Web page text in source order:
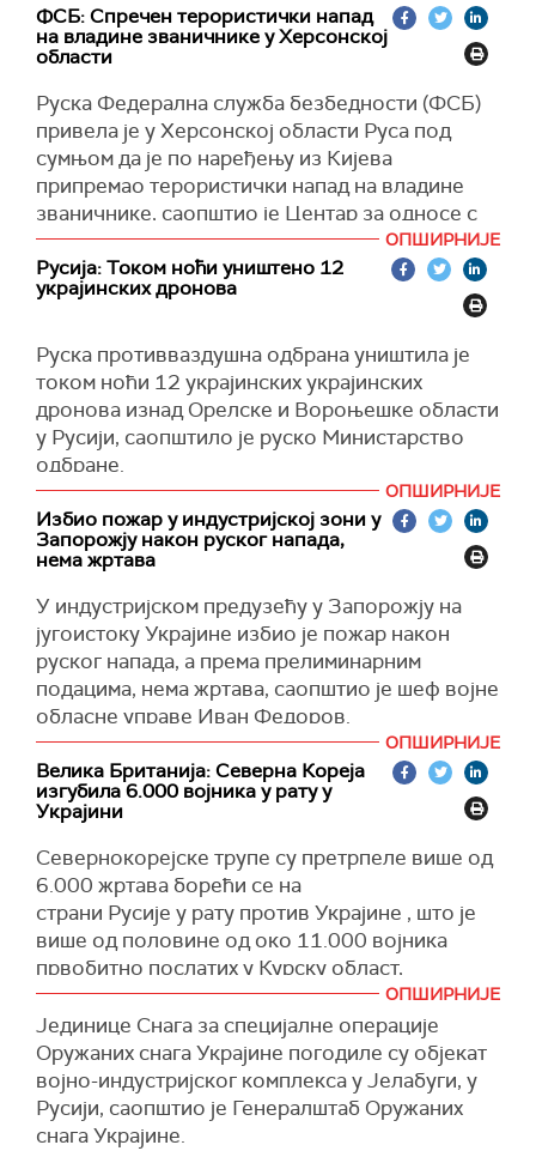
Украјине и Аустрије, Володимира Зеленског и
Александра ван дер Белена, потписано
Заједничко саопштење о заштити и повратку
украјинске деце из Русије.
(Укринформ)
поступања са ратним заробљеницима, преноси
Укринформ.
ФСБ: Спречен терористички напад
на владине званичнике у Херсонској
области
Руска Федерална служба безбедности (ФСБ)
привела је у Херсонској области Руса под
сумњом да је по наређењу из Кијева
припремао терористички напад на владине
званичнике, саопштио је Центар за односе с
јавношћу ФСБ.
"Федерална служба безбедности у Херсонској
области спречила је незакониту активност
кога су регрутовале украјинске специјалне
службе да изврши терористички акт против
представника регионалних власти", навео је
Центар за односе са јавношћу, преносиТас.
Према подацима ФСБ-а, осумњичени је,
поступајући по инструкцијама и под
координацијом службеника украјинских
специјалних служби, из скривеног складишта
извадио експлозивну направу домаће израде
да би дигао у ваздух аутомобил службеника
регионалне администрације Херсона.
"Приликом покушаја реализације криминалног
плана, починилац је приведен, а пронађени су
и заплењени: експлозивна материја стране
производње марке "С-4" тежине 1.250 грама,
електрични детонатор и управљачка
контролна јединица", саопштила је ФСБ.
Притворени је признао намеру да изврши
терористички напад.
Тренутно се идентификују особе које су
помагале притвореном у обављању
незаконитих активности.
(Танјуг, Тас)
ОПШИРНИЈЕ
Русија: Током ноћи уништено 12
украјинских дронова
Руска противваздушна одбрана уништила је
током ноћи 12 украјинских украјинских
дронова изнад Орелске и Вороњешке области
у Русији, саопштило је руско Министарство
одбране.
У саопштењу се прецизира да је 11 дронова
оборено изнад територије Орелске области и
један дрон изнад Вороњешке, пренела је
Украјинске снаге готово свакодневно
нападају дроновима пограничне и централне
делове Русије.
(Танјуг, Риа новости)
ОПШИРНИЈЕ
Избио пожар у индустријској зони у
Запорожју након руског напада,
нема жртава
У индустријском предузећу у Запорожју на
југоистоку Украјине избио је пожар након
руског напада, а према прелиминарним
подацима, нема жртава, саопштио је шеф војне
обласне управе Иван Федоров.
Федоров је у објави на Телеграму рекао да
службе за ванредне ситуације раде на лицу
места.
У Запорожју су се чуле експлозије током
ваздушне опасности која је проглашена због
руских дронова, пренео јеУкринформ.
(Укринформ)
ОПШИРНИЈЕ
Велика Британија: Северна Кореја
изгубила 6.000 војника у рату у
Украјини
Севернокорејске трупе су претрпеле више од
6.000 жртава борећи се на
страни Русије у рату против Украјине , што је
више од половине од око 11.000 војника
првобитно послатих у Курску област,
саопштило је британско Министарство
одбране у објави на друштвеној мрежиИкс.
(Reuters)
ОПШИРНИЈЕ
Јединице Снага за специјалне операције
Оружаних снага Украјине погодиле су објекат
војно-индустријског комплекса у Јелабуги, у
Русији, саопштио је Генералштаб Оружаних
снага Украјине.